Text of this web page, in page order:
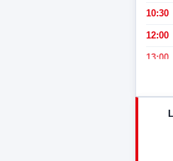
10:30
12:00
13:00